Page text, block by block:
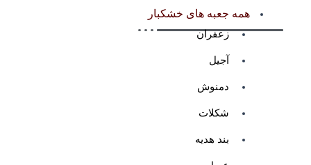
همه جعبه های خشکبار
زعفران
آجیل
دمنوش
شکلات
بند هدیه